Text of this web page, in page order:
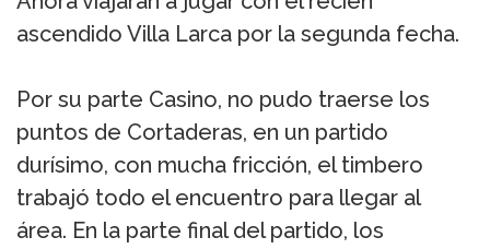
ascendido Villa Larca por la segunda fecha.
Por su parte Casino, no pudo traerse los
puntos de Cortaderas, en un partido
durísimo, con mucha fricción, el timbero
trabajó todo el encuentro para llegar al
área. En la parte final del partido, los